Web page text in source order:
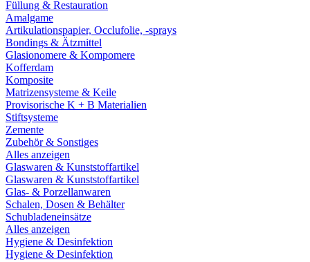
Füllung & Restauration
Amalgame
Artikulationspapier, Occlufolie, -sprays
Bondings & Ätzmittel
Glasionomere & Kompomere
Kofferdam
Komposite
Matrizensysteme & Keile
Provisorische K + B Materialien
Stiftsysteme
Zemente
Zubehör & Sonstiges
Alles anzeigen
Glaswaren & Kunststoffartikel
Glaswaren & Kunststoffartikel
Glas- & Porzellanwaren
Schalen, Dosen & Behälter
Schubladeneinsätze
Alles anzeigen
Hygiene & Desinfektion
Hygiene & Desinfektion